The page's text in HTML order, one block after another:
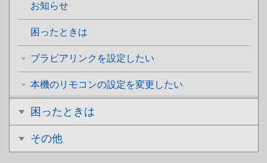
お知らせ
困ったときは
ブラビアリンクを設定したい
本機のリモコンの設定を変更したい
困ったときは
その他